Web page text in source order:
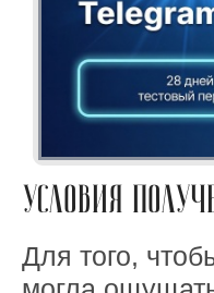
УСЛОВИЯ
Для того,